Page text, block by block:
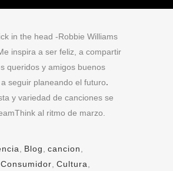
in the head -Robbie Williams
inspira a ser feliz, a compartir
queridos y amigos buenos
seguir planeando el futuro.
y variedad de canciones se
al ritmo de marzo.
Blog cancion
Consumidor Cultura